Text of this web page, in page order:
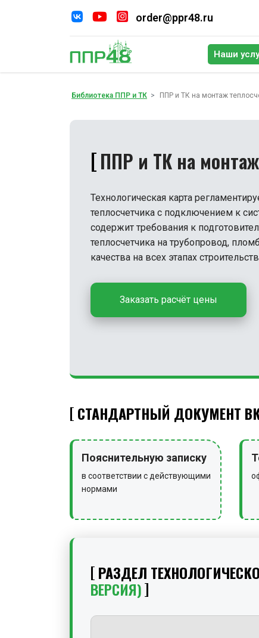
order@ppr48.ru
Наши
Библиотека ППР и ТК ППР и ТК на монтаж
ППР и ТК на
Технологическая карта
теплосчетчика с подключением к
содержит требования к
теплосчетчика на трубопровод,
качества на всех этапах
Заказать расчёт цены
СТАНДАРТНЫЙ ДОКУМЕНТ
Пояснительную записку
в соответствии с действующими
нормами
РАЗДЕЛ
ВЕРСИЯ)